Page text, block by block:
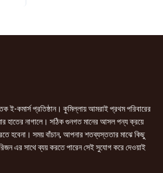
ই-কমার্স প্রতিষ্ঠান। কুমিল্লায় আমরাই প্রথম পরিবারের
হাতের নাগালে। সঠিক গুনগত মানের আসল পন্য ক্রয়ে
হবেনা। সময় বাঁচান, আপনার শতব্যস্ততার মাঝে কিছু
এর সাথে ব্যয় করতে পারেন সেই সুযোগ করে দেওয়াই